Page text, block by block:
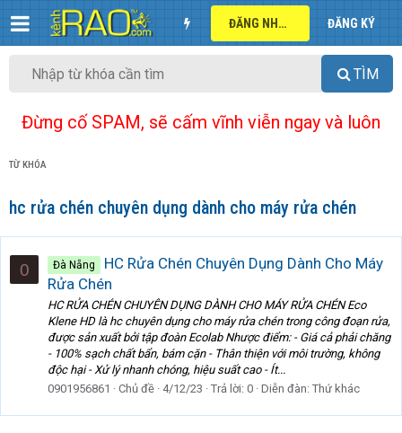
ĐĂNG NHẬP ĐĂNG KÝ
TÌM
Đừng cố SPAM, sẽ cấm vĩnh viễn ngay và luôn
TỪ KHÓA
hc rửa chén chuyên dụng dành cho máy rửa chén
0 Đà Nẵng
HC Rửa Chén Chuyên Dụng Dành Cho Máy
Rửa Chén
HC RỬA CHÉN CHUYÊN DỤNG DÀNH CHO MÁY RỬA CHÉN Eco
Klene HD là hc chuyên dụng cho máy rửa chén trong công đoạn rửa,
được sản xuất bởi tập đoàn Ecolab Nhược điểm: - Giá cả phải chăng
- 100% sạch chất bẩn, bám cặn - Thân thiện với môi trường, không
độc hại - Xử lý nhanh chóng, hiệu suất cao - Ít...
0901956861
Chủ đề 4/12/23 Trả lời: 0 Diễn đàn: Thứ khác